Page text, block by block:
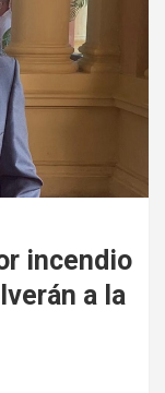
incendio
a la